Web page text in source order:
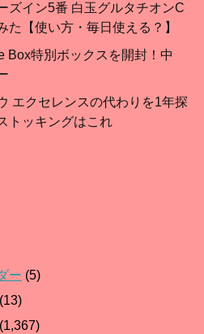
ズイン5番 白玉グルタチオンC
た【使い方・毎日使える？】
Box特別ボックスを開封！中
エクセレンスの代わりを1年探
トッキングはこれ
ー (5)
(13)
(1,367)